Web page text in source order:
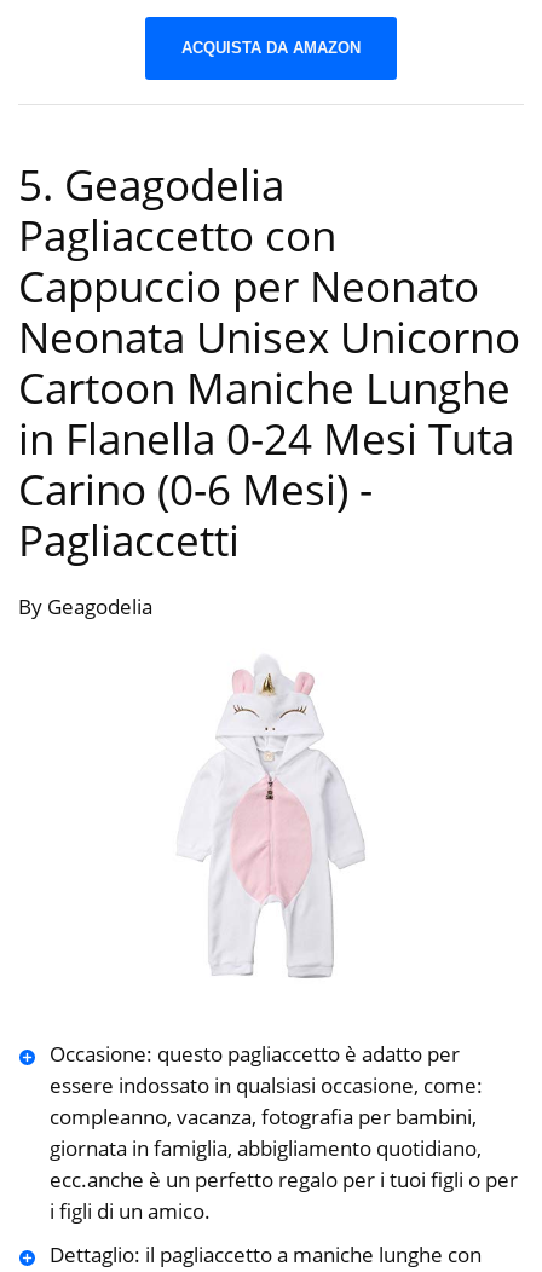
ACQUISTA DA AMAZON
5. Geagodelia
Pagliaccetto con
Cappuccio per Neonato
Neonata Unisex Unicorno
Cartoon Maniche Lunghe
in Flanella 0-24 Mesi Tuta
Carino (0-6 Mesi) -
Pagliaccetti
By Geagodelia
Occasione: questo pagliaccetto è adatto per
essere indossato in qualsiasi occasione, come:
compleanno, vacanza, fotografia per bambini,
giornata in famiglia, abbigliamento quotidiano,
ecc.anche è un perfetto regalo per i tuoi figli o per
i figli di un amico.
Dettaglio: il pagliaccetto a maniche lunghe con